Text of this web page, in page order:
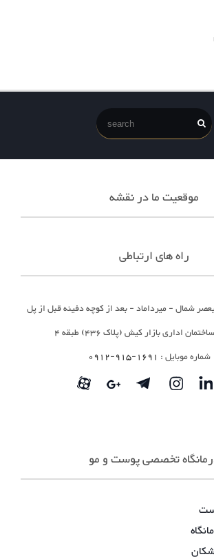
موقعیت ما در نقشه
راه های ارتباطی
شمال - میرداماد - بعد از کوچه دفینه قبل از پل
اداری بازار کیش (پلاک 436) طبقه 4
شماره موبایل : 1691-915-0912
تخصصی پوست و مو